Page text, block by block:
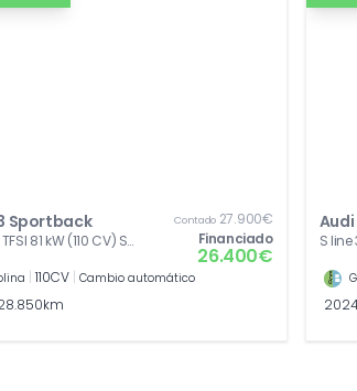
Sportback
81 kW (110 CV) S
Contado 27.900€
Financiado
26.400€
110CV Cambio automático
S line